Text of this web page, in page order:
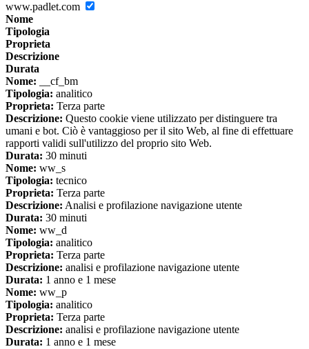
www.padlet.com
Nome
Tipologia
Proprieta
Descrizione
Durata
Nome: __cf_bm
Tipologia: analitico
Proprieta: Terza parte
Descrizione: Questo cookie viene utilizzato per distinguere tra
umani e bot. Ciò è vantaggioso per il sito Web, al fine di effettuare
rapporti validi sull'utilizzo del proprio sito Web.
Durata: 30 minuti
Nome: ww_s
Tipologia: tecnico
Proprieta: Terza parte
Descrizione: Analisi e profilazione navigazione utente
Durata: 30 minuti
Nome: ww_d
Tipologia: analitico
Proprieta: Terza parte
Descrizione: analisi e profilazione navigazione utente
Durata: 1 anno e 1 mese
Nome: ww_p
Tipologia: analitico
Proprieta: Terza parte
Descrizione: analisi e profilazione navigazione utente
Durata: 1 anno e 1 mese